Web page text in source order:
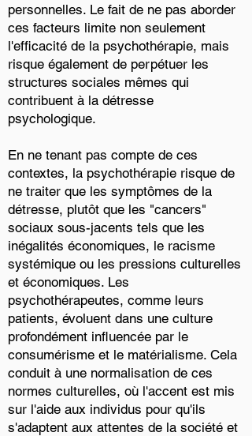
personnelles. Le fait de ne pas aborder
ces facteurs limite non seulement
l'efficacité de la psychothérapie, mais
risque également de perpétuer les
structures sociales mêmes qui
contribuent à la détresse
psychologique.
En ne tenant pas compte de ces
contextes, la psychothérapie risque de
ne traiter que les symptômes de la
détresse, plutôt que les "cancers"
sociaux sous-jacents tels que les
inégalités économiques, le racisme
systémique ou les pressions culturelles
et économiques. Les
psychothérapeutes, comme leurs
patients, évoluent dans une culture
profondément influencée par le
consumérisme et le matérialisme. Cela
conduit à une normalisation de ces
normes culturelles, où l'accent est mis
sur l'aide aux individus pour qu'ils
s'adaptent aux attentes de la société et